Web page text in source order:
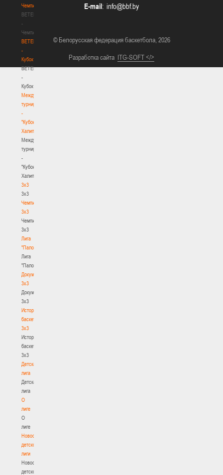
Чемпионат
BETERA
-
Чемпионат
BETERA
-
Кубок
BETERA
-
Кубок
Международный
турнир
-
"Кубок
Халипского"
Международный
турнир
-
"Кубок
Халипского"
3x3
3x3
Чемпионат
3х3
Чемпионат
3х3
Лига
"Палова"
Лига
"Палова"
Документы
3х3
Документы
3х3
История
баскетбола
3х3
История
баскетбола
3х3
Детская
лига
Детская
лига
О
лиге
О
лиге
Новости
детской
лиги
Новости
детской
E-mail:
© Белорусская федерация баскетбола, 2026
Разработка сайта ITG-SOFT </>